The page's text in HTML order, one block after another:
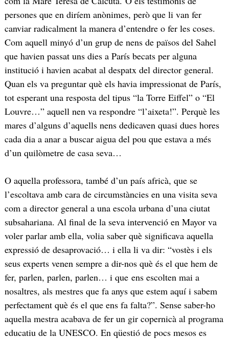
persones que en diríem anònimes, però que li van fer
canviar radicalment la manera d’entendre o fer les coses.
Com aquell minyó d’un grup de nens de països del Sahel
que havien passat uns dies a París becats per alguna
institució i havien acabat al despatx del director general.
Quan els va preguntar què els havia impressionat de París,
tot esperant una resposta del tipus “la Torre Eiffel” o “El
Louvre…” aquell nen va respondre “l’aixeta!”. Perquè les
mares d’alguns d’aquells nens dedicaven quasi dues hores
cada dia a anar a buscar aigua del pou que estava a més
d’un quilòmetre de casa seva…
O aquella professora, també d’un país africà, que se
l’escoltava amb cara de circumstàncies en una visita seva
com a director general a una escola urbana d’una ciutat
subsahariana. Al final de la seva intervenció en Mayor va
voler parlar amb ella, volia saber què significava aquella
expressió de desaprovació… i ella li va dir: “vostès i els
seus experts venen sempre a dir-nos què és el que hem de
fer, parlen, parlen, parlen… i que ens escolten mai a
nosaltres, als mestres que fa anys que estem aquí i sabem
perfectament què és el que ens fa falta?”. Sense saber-ho
aquella mestra acabava de fer un gir copernicà al programa
educatiu de la UNESCO. En qüestió de pocs mesos es